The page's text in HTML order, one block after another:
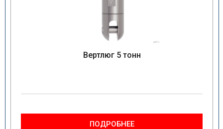
Вертлюг 5 тонн
ПОДРОБНЕЕ